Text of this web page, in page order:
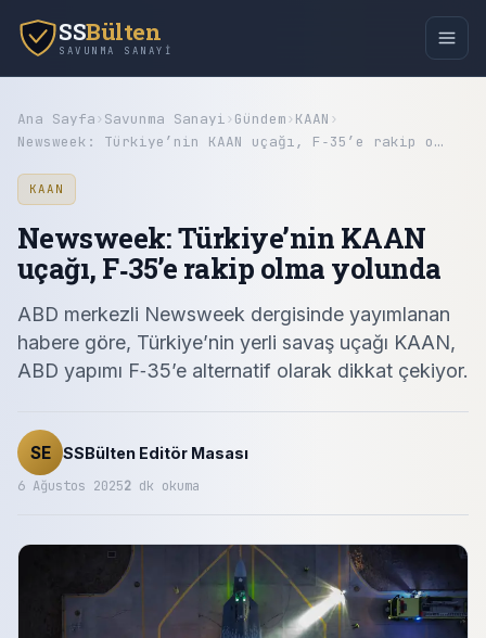
SSBülten
SAVUNMA SANAYI
Ana Sayfa› Savunma Sanayi› Gündem› KAAN ›
Newsweek: Türkiye’nin KAAN uçağı, F‑35’e rakip o…
KAAN
Newsweek: Türkiye’nin KAAN
uçağı, F‑35’e rakip olma yolunda
ABD merkezli Newsweek dergisinde yayımlanan
habere göre, Türkiye’nin yerli savaş uçağı KAAN,
ABD yapımı F‑35’e alternatif olarak dikkat çekiyor.
SE SSBülten Editör Masası
6 Ağustos 20252 dk okuma